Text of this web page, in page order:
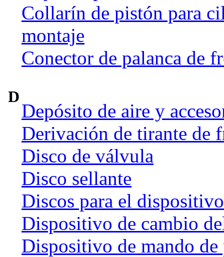
Collarín de pistón para
montaje
Conector de palanca de
D
Depósito de aire y
Derivación de tirante de
Disco de válvula
Disco sellante
Discos para el
Dispositivo de cambio
Dispositivo de mando de